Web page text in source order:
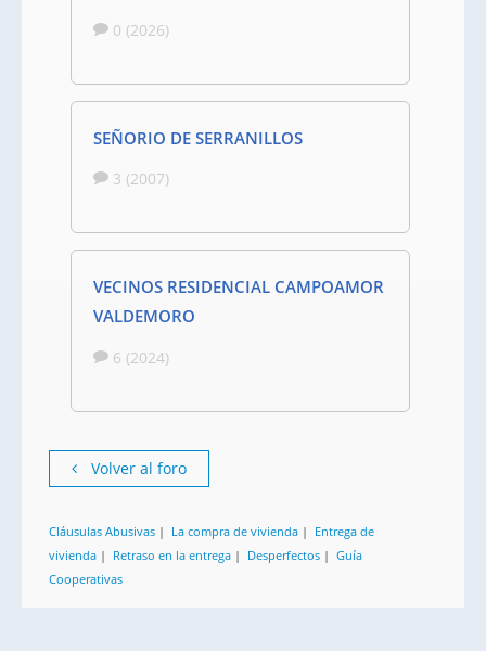
0 (2026)
SEÑORIO DE SERRANILLOS
3 (2007)
VECINOS RESIDENCIAL CAMPOAMOR
VALDEMORO
6 (2024)
Volver al foro
Cláusulas Abusivas | La compra de vivienda | Entrega de
vivienda | Retraso en la entrega | Desperfectos | Guía
Cooperativas